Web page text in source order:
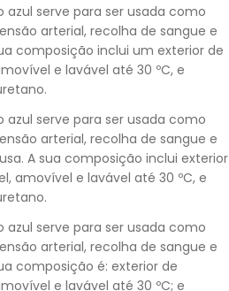
serve para ser usada como
arterial, recolha de sangue e
composição inclui um exterior de
e lavável até 30 ºC, e
serve para ser usada como
arterial, recolha de sangue e
A sua composição inclui exterior
amovível e lavável até 30 ºC, e
serve para ser usada como
arterial, recolha de sangue e
composição é: exterior de
e lavável até 30 ºC; e